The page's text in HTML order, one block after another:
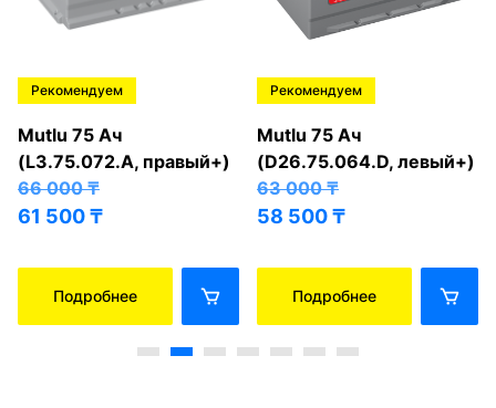
Рекомендуем
Mutlu 75 Ач
(L3.75.072.A, правый+)
66 000₸
61 500₸
Подробнее
Рекомендуем
Mutlu 75 Ач
(D26.75.064.D, левый+)
63 000₸
58 500₸
Подробнее